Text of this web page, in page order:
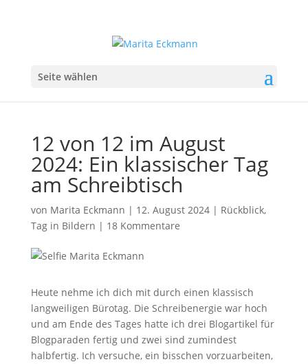
Seite wählen
12 von 12 im August
2024: Ein klassischer Tag
am Schreibtisch
von Marita Eckmann | 12. August 2024| Rückblick,
Tag in Bildern | 18 Kommentare
Heute nehme ich dich mit durch einen klassisch
langweiligen Bürotag. Die Schreibenergie war hoch
und am Ende des Tages hatte ich drei Blogartikel für
Blogparaden fertig und zwei sind zumindest
halbfertig. Ich versuche, ein bisschen vorzuarbeiten,